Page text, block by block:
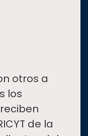
otros a
los
de la